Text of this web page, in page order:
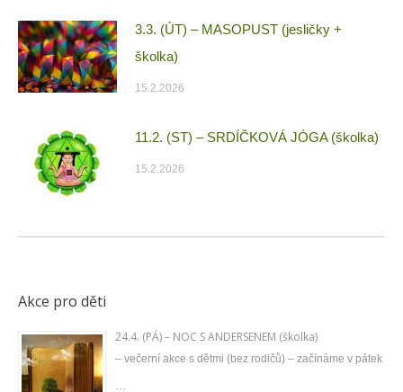
3.3. (ÚT) – MASOPUST (jesličky +
školka)
15.2.2026
11.2. (ST) – SRDÍČKOVÁ JÓGA (školka)
15.2.2026
Akce pro děti
24.4. (PÁ) – NOC S ANDERSENEM (školka)
– večerní akce s dětmi (bez rodičů) – začínáme v pátek